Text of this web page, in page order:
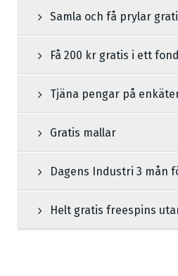
Samla och få prylar
Få 200 kr gratis i ett
Tjäna pengar på
Gratis mallar
Dagens Industri 3 mån
Helt gratis freespins